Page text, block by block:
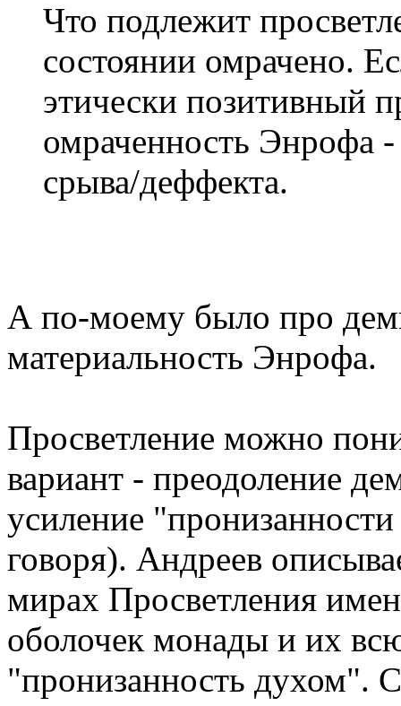
Что подлежит
состоянии омрачено.
этически позитивный
омраченность Энрофа -
срыва/деффекта.
А по-моему было про
материальность Энрофа.
Просветление можно
вариант - преодоление
усиление
говоря). Андреев
мирах Просветления
оболочек монады и их
"пронизанность духом".